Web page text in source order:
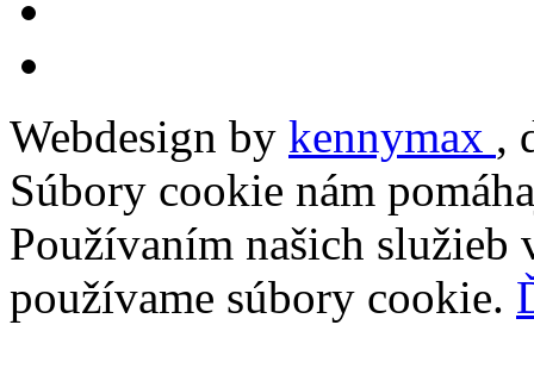
Webdesign by kennymax ,
Súbory cookie nám
Používaním našich služieb
používame súbory cookie.